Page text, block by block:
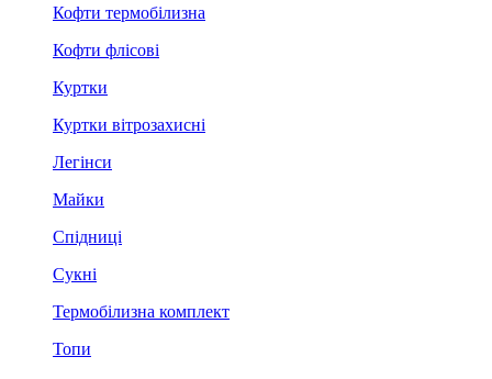
Кофти термобілизна
Кофти флісові
Куртки
Куртки вітрозахисні
Легінси
Майки
Спідниці
Сукні
Термобілизна комплект
Топи